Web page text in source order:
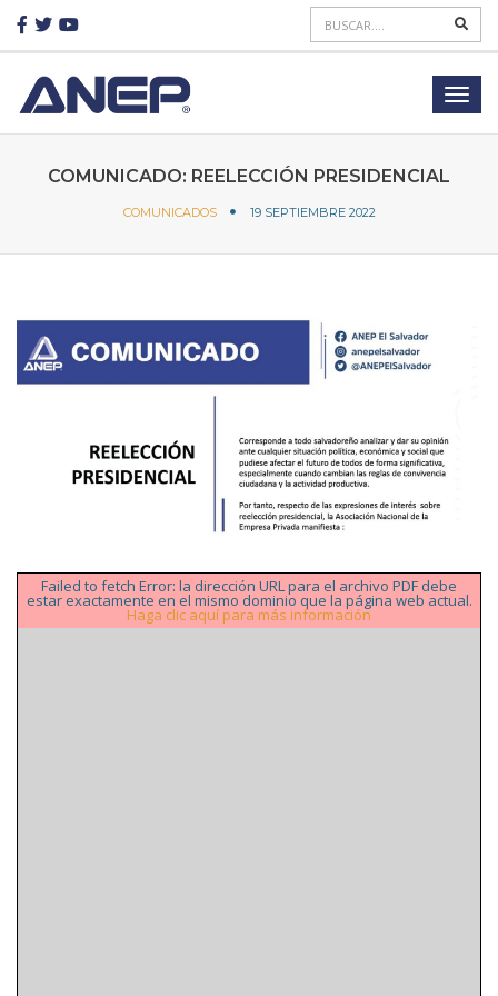
COMUNICADO: REELECCIÓN PRESIDENCIAL
COMUNICADOS 19 SEPTIEMBRE 2022
Failed to fetch Error: la dirección URL para el archivo PDF debe
estar exactamente en el mismo dominio que la página web actual.
Haga clic aquí para más información